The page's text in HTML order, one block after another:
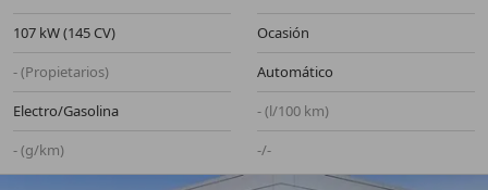
107 kW (145 CV)
Ocasión
- (Propietarios)
Automático
Electro/Gasolina
- (l/100 km)
- (g/km)
-/-